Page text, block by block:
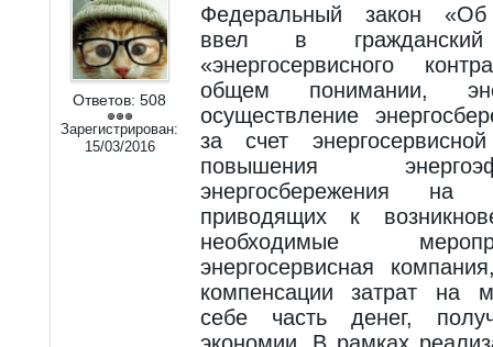
Ответов: 508
Зарегистрирован:
15/03/2016
Федеральный закон «Об
ввел в
«энергосервисного
общем понимании,
осуществление
за счет
повышения
энергосбережения на
приводящих к
необходимые
энергосервисная
компенсации затрат на
себе часть денег,